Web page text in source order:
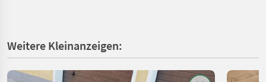
Weitere Kleinanzeigen: